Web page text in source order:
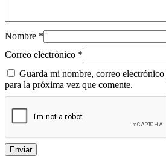
Nombre *
Correo electrónico *
Guarda mi nombre, correo
para la próxima vez que comente.